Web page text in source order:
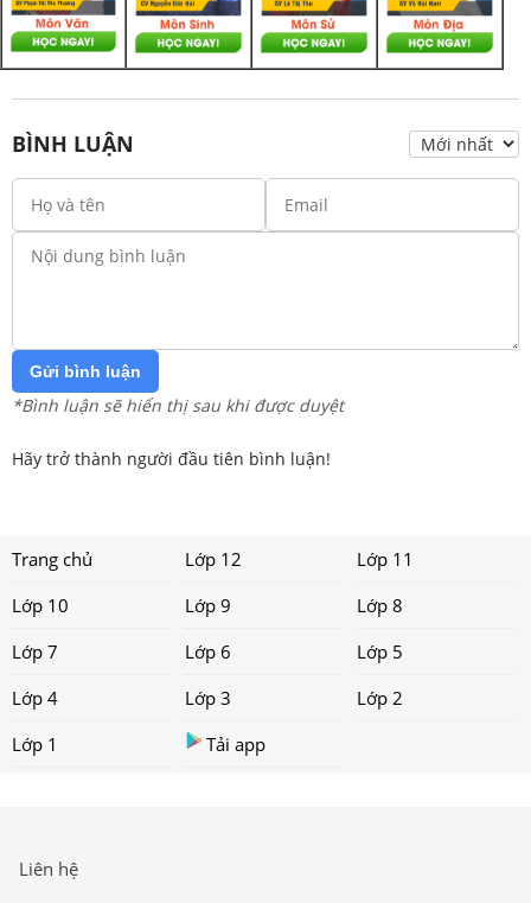
BÌNH LUẬN
Gửi bình luận
*Bình luận sẽ hiển thị sau khi được duyệt
Hãy trở thành người đầu tiên bình luận!
Trang chủ Lớp 12
Lớp 11
Lớp 10
Lớp 9
Lớp 8
Lớp 7
Lớp 6
Lớp 5
Lớp 4
Lớp 3
Lớp 2
Lớp 1
Tải app
Liên hệ